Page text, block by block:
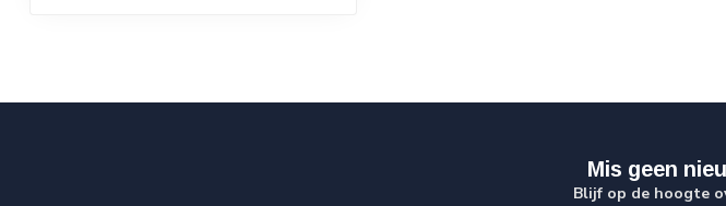
Mis geen
Blijf op de hoogte